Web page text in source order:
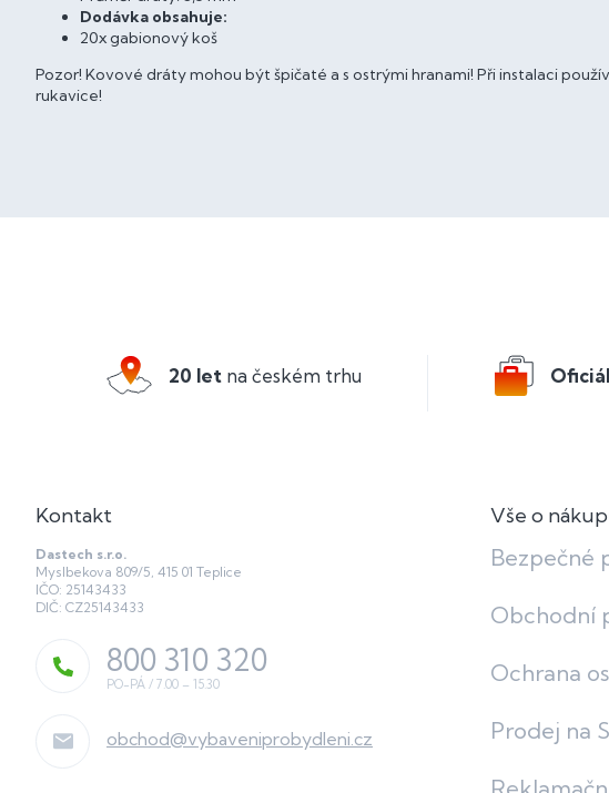
Dodávka obsahuje:
20x gabionový koš
Pozor! Kovové dráty mohou být špičaté a s ostrými hranami! Při instalaci
rukavice!
20 let na českém trhu
Kontakt
Dastech s.r.o.
Myslbekova 809/5, 415 01 Teplice
IČO: 25143433
DIČ: CZ25143433
obchod@vybaveniprobydleni.cz
800 310 320
Vše o
Bezpečné
Obchodní
Ochrana
Prodej na